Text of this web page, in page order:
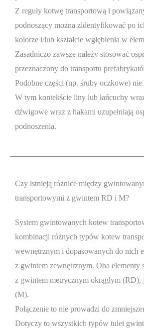
Z reguły kotwę transportową i
podnoszący można zidentyfikować po
kolorze i/lub kształcie wgłębienia w
Zasadniczo zawsze należy stosować
przeznaczony do transportu
Podobne części (np. śruby oczkowe)
W tym kontekście liny lub łańcuchy
dźwigowe wraz z hakami uzupełniają
podnoszenia.
Czy istnieją różnice między
transportowymi z gwintem RD i M?
System gwintowanych kotew
kombinacji różnych typów kotew
wewnętrznym i dopasowanych do nich
z gwintem zewnętrznym. Oba elementy
z gwintem metrycznym okrągłym
(M).
Połączenie to nie prowadzi do
Dotyczy to wszystkich typów tulei